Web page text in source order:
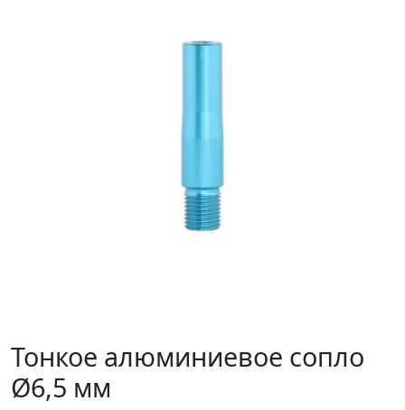
Тонкое алюминиевое сопло
Ø6,5 мм